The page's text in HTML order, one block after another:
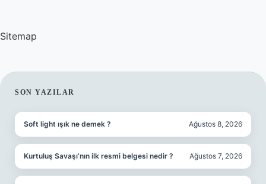
Sitemap
SIDEBAR
SON YAZILAR
Soft light ışık ne demek ? Ağustos 8, 2026
Kurtuluş Savaşı’nın ilk resmi belgesi nedir ? Ağustos 7, 2026